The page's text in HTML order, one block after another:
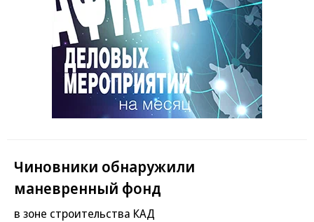
Чиновники обнаружили
маневренный фонд
в зоне строительства КАД